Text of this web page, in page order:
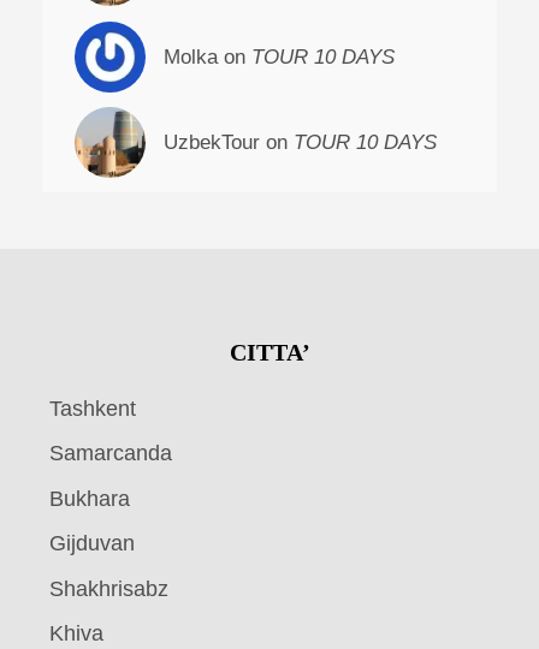
Molka on TOUR 10 DAYS
UzbekTour on TOUR 10 DAYS
CITTA’
Tashkent
Samarcanda
Bukhara
Gijduvan
Shakhrisabz
Khiva